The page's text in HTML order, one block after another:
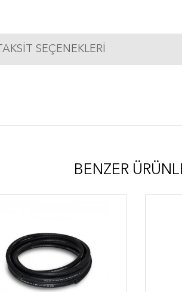
TAKSIT SEÇENEKLERI
BENZER